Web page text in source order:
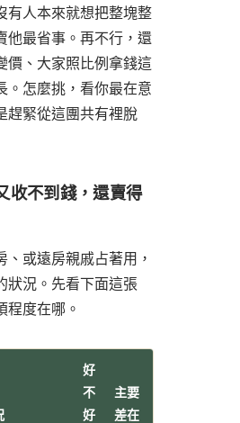
有人本來就想把整塊整
他最省事。再不行，還
價、大家照比例拿錢這
。怎麼挑，看你最在意
趕緊從這團共有裡脫
收不到錢，還賣得
、或遠房親戚占著用，
狀況。先看下面這張
程度在哪。
好
不
好
主要
差在